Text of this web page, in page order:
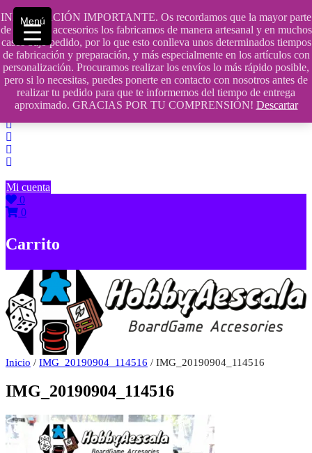
INFORMACIÓN IMPORTANTE. Os recordamos que la mayor parte
de nuestros accesorios los fabricamos de manera artesanal y en muchos
casos bajo pedido, por lo que esto conlleva unos determinados tiempos
de fabricación y preparación, y más especialmente en los artículos con
personalización. Procuramos realizar los envíos lo más rápido posible,
pero si lo necesitas, puedes ponerte en contacto con nosotros antes de
realizar tu pedido para que te informemos del tiempo de entrega
aproximado. GRACIAS POR TU COMPRENSIÓN! Descartar
Saltar
contenido
609241475 SOLO DE 10:00 a 14:00
info@hobbyaescala.com
San Fernando de Henares
10:00 - 14:00
Mi cuenta
0
0
Carrito
Inicio / IMG_20190904_114516 / IMG_20190904_114516
IMG_20190904_114516
Menú